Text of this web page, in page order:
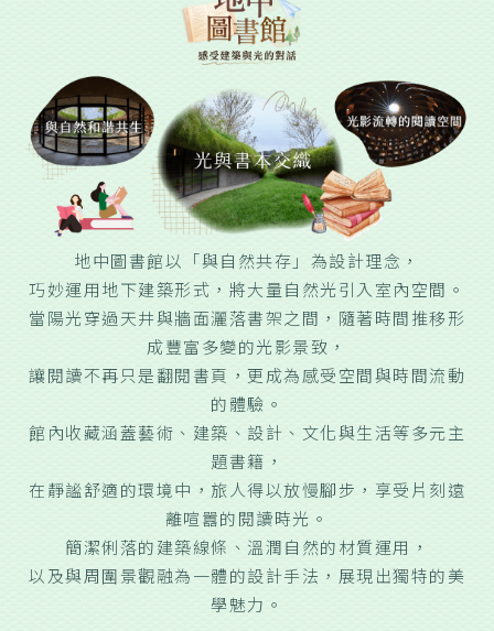
地中圖書館以「與自然共存」為設計理念，
巧妙運用地下建築形式，將大量自然光引入室內空間。
當陽光穿過天井與牆面灑落書架之間，隨著時間推移形
成豐富多變的光影景致，
讓閱讀不再只是翻閱書頁，更成為感受空間與時間流動
的體驗。
館內收藏涵蓋藝術、建築、設計、文化與生活等多元主
題書籍，
在靜謐舒適的環境中，旅人得以放慢腳步，享受片刻遠
離喧囂的閱讀時光。
簡潔俐落的建築線條、溫潤自然的材質運用，
以及與周圍景觀融為一體的設計手法，展現出獨特的美
學魅力。